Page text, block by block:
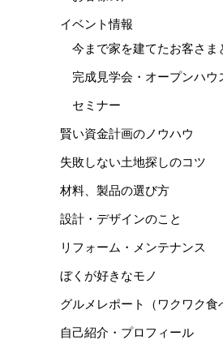
イベント情報
今まで家を建てたお客さま
完成見学会・オープンハウ
セミナー
賢い資金計画のノウハウ
失敗しない土地探しのコツ
材料、製品の選び方
設計・デザインのこと
リフォーム・メンテナンス
ぼくが好きなモノ
グルメレポート（ワクワク食
自己紹介・プロフィール